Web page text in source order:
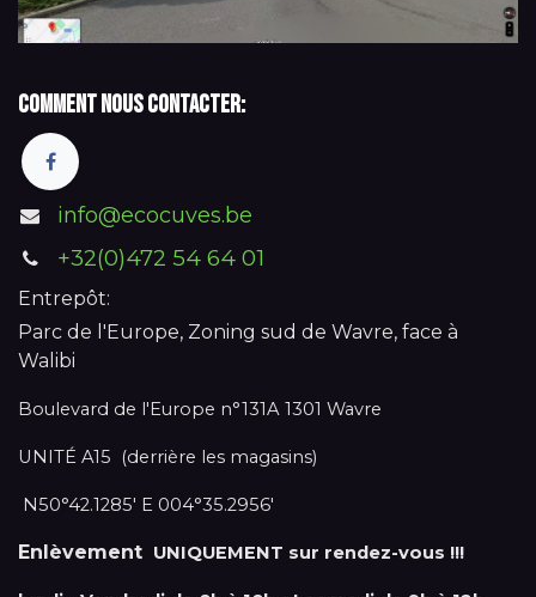
Comment nous contacter:
info@ecocuves.be
+32(0)472 54 64 01
Entrepôt:
Parc de l'Europe, Zoning sud de Wavre, face à
Walibi
Boulevard de l'Europe n°131A 1301 Wavre
UNITÉ A15 (derrière les magasins)
N50°42.1285' E 004°35.2956'
Enlèvement UNIQUEMENT sur rendez-vous !!!